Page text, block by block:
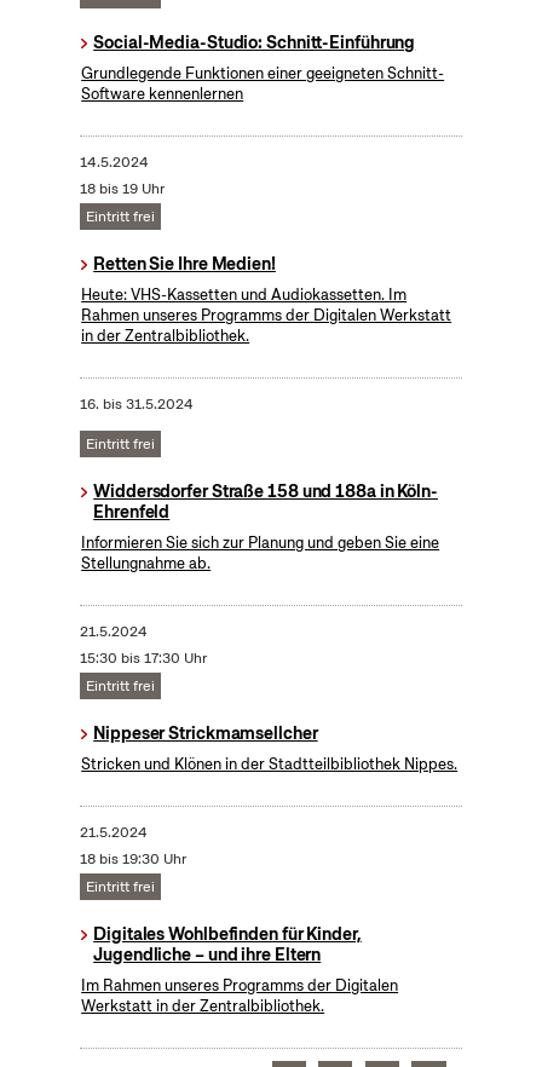
Social-Media-Studio: Schnitt-Einführung
Grundlegende Funktionen einer geeigneten Schnitt-
Software kennenlernen
14.5.2024
18 bis 19 Uhr
Eintritt frei
Retten Sie Ihre Medien!
Heute: VHS-Kassetten und Audiokassetten. Im
Rahmen unseres Programms der Digitalen Werkstatt
in der Zentralbibliothek.
16. bis31.5.2024
Eintritt frei
Widdersdorfer Straße 158 und 188a in Köln-
Ehrenfeld
Informieren Sie sich zur Planung und geben Sie eine
Stellungnahme ab.
21.5.2024
15:30 bis 17:30 Uhr
Eintritt frei
Nippeser Strickmamsellcher
Stricken und Klönen in der Stadtteilbibliothek Nippes.
21.5.2024
18 bis 19:30 Uhr
Eintritt frei
Digitales Wohlbefinden für Kinder,
Jugendliche – und ihre Eltern
Im Rahmen unseres Programms der Digitalen
Werkstatt in der Zentralbibliothek.